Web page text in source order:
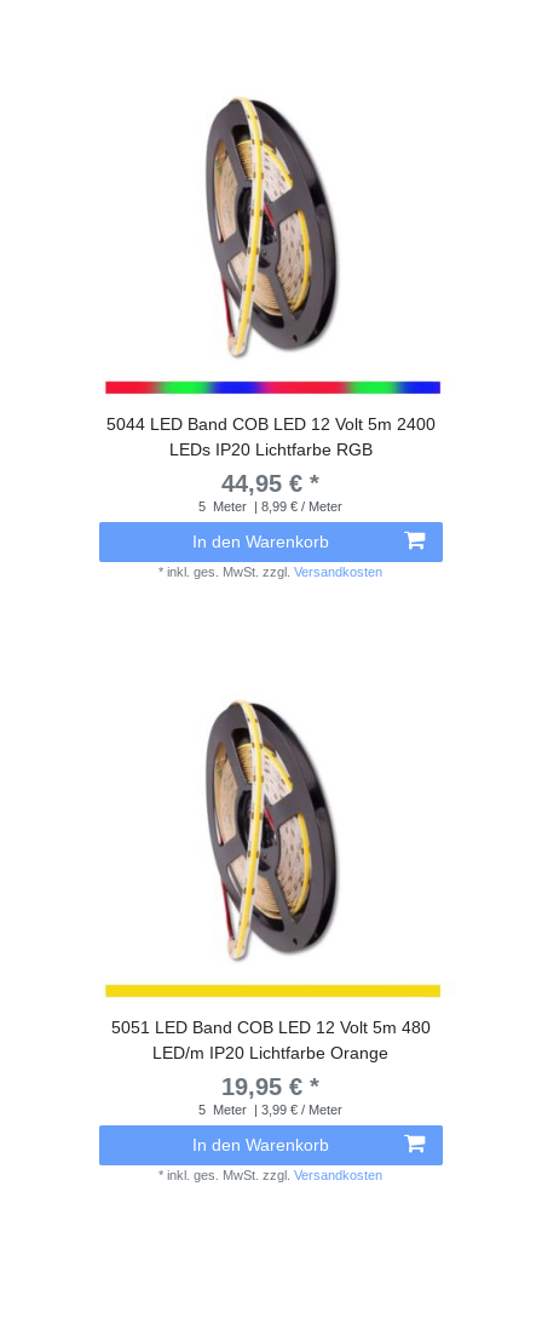
5044 LED Band COB LED 12 Volt 5m 2400
LEDs IP20 Lichtfarbe RGB
44,95 € *
5 Meter | 8,99 € / Meter
In den Warenkorb
*inkl. ges. MwSt. zzgl.Versandkosten
5051 LED Band COB LED 12 Volt 5m 480
LED/m IP20 Lichtfarbe Orange
19,95 € *
5 Meter | 3,99 € / Meter
In den Warenkorb
*inkl. ges. MwSt. zzgl.Versandkosten